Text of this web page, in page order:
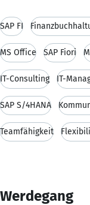
SAP FI
MS Office SAP Fiori
IT-Consulting IT-
SAP S/4HANA
Teamfähigkeit
Werdegang